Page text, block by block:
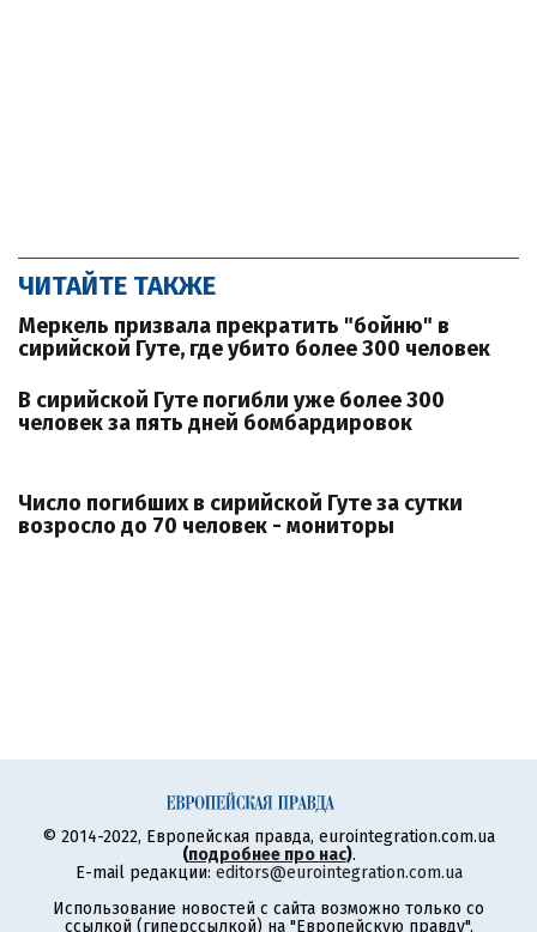
ЧИТАЙТЕ ТАКЖЕ
Меркель призвала прекратить "бойню" в
сирийской Гуте, где убито более 300 человек
В сирийской Гуте погибли уже более 300
человек за пять дней бомбардировок
Число погибших в сирийской Гуте за сутки
возросло до 70 человек - мониторы
© 2014-2022, Европейская правда, eurointegration.com.ua
(подробнее про нас).
E-mail редакции: editors@eurointegration.com.ua
Использование новостей с сайта возможно только со
ссылкой (гиперссылкой) на "Европейскую правду",